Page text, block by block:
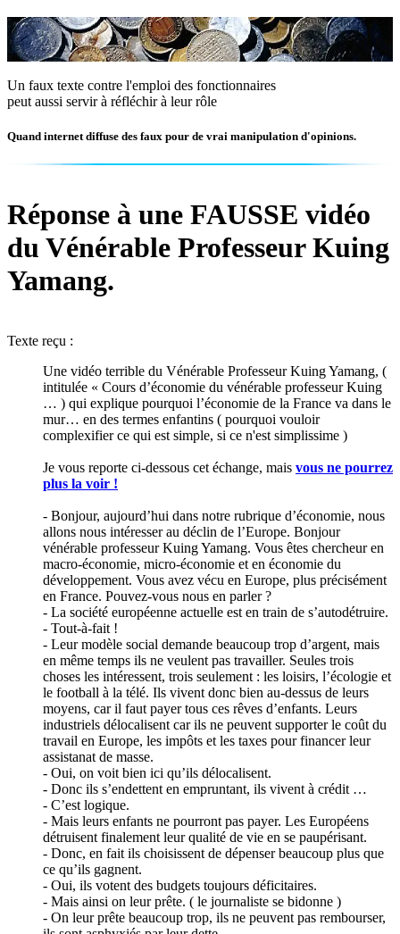
Un faux texte contre l'emploi des fonctionnaires
peut aussi servir à réfléchir à leur rôle
Quand internet diffuse des faux pour de vrai manipulation d'opinions.
Réponse à une FAUSSE vidéo
du Vénérable Professeur Kuing
Yamang.
Texte reçu :
Une vidéo terrible du Vénérable Professeur Kuing Yamang, (
intitulée « Cours d’économie du vénérable professeur Kuing
… ) qui explique pourquoi l’économie de la France va dans le
mur… en des termes enfantins ( pourquoi vouloir
complexifier ce qui est simple, si ce n'est simplissime )
Je vous reporte ci-dessous cet échange, mais vous ne pourrez
plus la voir !
- Bonjour, aujourd’hui dans notre rubrique d’économie, nous
allons nous intéresser au déclin de l’Europe. Bonjour
vénérable professeur Kuing Yamang. Vous êtes chercheur en
macro-économie, micro-économie et en économie du
développement. Vous avez vécu en Europe, plus précisément
en France. Pouvez-vous nous en parler ?
- La société européenne actuelle est en train de s’autodétruire.
- Tout-à-fait !
- Leur modèle social demande beaucoup trop d’argent, mais
en même temps ils ne veulent pas travailler. Seules trois
choses les intéressent, trois seulement : les loisirs, l’écologie et
le football à la télé. Ils vivent donc bien au-dessus de leurs
moyens, car il faut payer tous ces rêves d’enfants. Leurs
industriels délocalisent car ils ne peuvent supporter le coût du
travail en Europe, les impôts et les taxes pour financer leur
assistanat de masse.
- Oui, on voit bien ici qu’ils délocalisent.
- Donc ils s’endettent en empruntant, ils vivent à crédit …
- C’est logique.
- Mais leurs enfants ne pourront pas payer. Les Européens
détruisent finalement leur qualité de vie en se paupérisant.
- Donc, en fait ils choisissent de dépenser beaucoup plus que
ce qu’ils gagnent.
- Oui, ils votent des budgets toujours déficitaires.
- Mais ainsi on leur prête. ( le journaliste se bidonne )
- On leur prête beaucoup trop, ils ne peuvent pas rembourser,